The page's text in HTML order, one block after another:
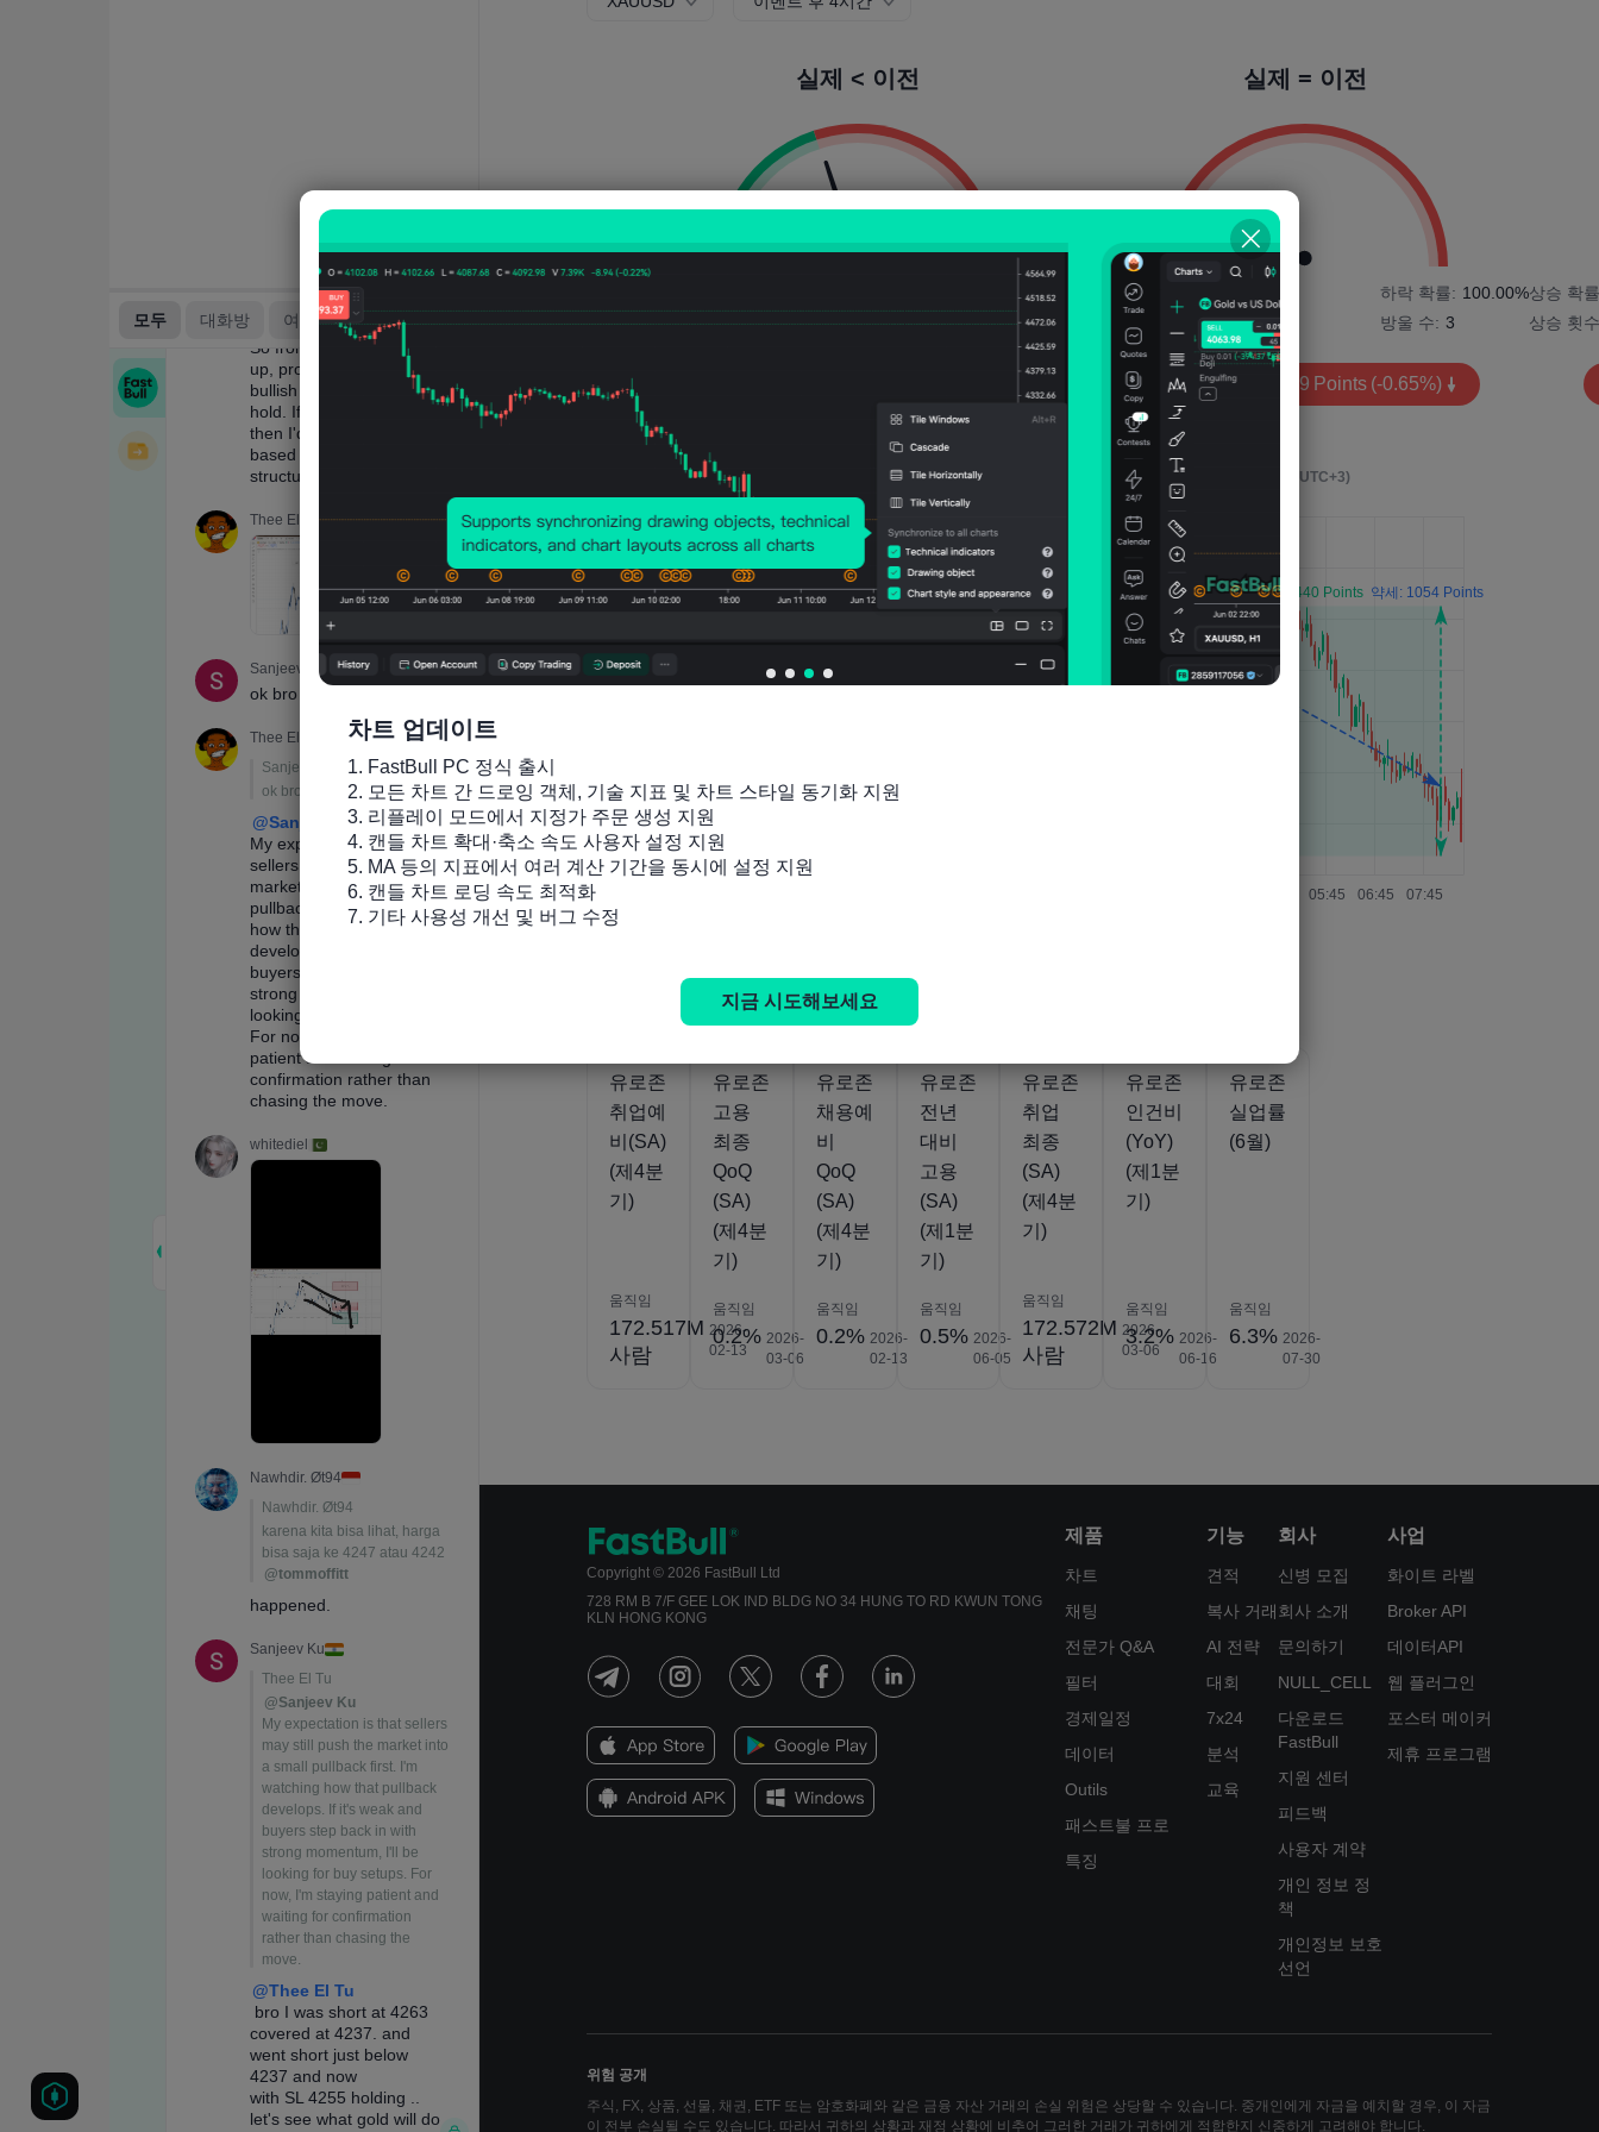
실제 < 이전
상승 횟수: 8
60.00%
방울 수: 12
실제 = 이전
상승 확률: 하락 확률: 100.00%
방울 수: 3
평균 변동성: -2899 Points (-0.65%)
상승 확
상승 횟
영향 이벤트 후 4시간 (M5, UTC+3)
관련 지표
유로존
취업예
비(SA)
(제4분
기)
움직임
172.517M
사람
2026-
02-13
유로존
고용
최종
QoQ
(SA)
(제4분
기)
움직임
0.2% 2026-
03-06
유로존
채용예
비
QoQ
(SA)
(제4분
기)
움직임
0.2% 2026-
02-13
유로존
전년
대비
고용
(SA)
(제1분
기)
움직임
0.5% 2026-
06-05
유로존
취업
최종
(SA)
(제4분
기)
움직임
172.572M
사람
2026-
03-06
유로존
인건비
(YoY)
(제1분
기)
움직임
3.2% 2026-
06-16
유로존
실업률
(6월)
움직임
6.3% 2026-
07-30
Copyright © 2026 FastBull Ltd
728 RM B 7/F GEE LOK IND BLDG NO 34 HUNG TO RD KWUN TONG
KLN HONG KONG
제품
차트
채팅
전문가 Q&A
필터
경제일정
데이터
Outils
패스트불 프로
특징
기능
견적
복사 거래
AI 전략
대회
7x24
분석
교육
회사
신병 모집
회사 소개
문의하기
NULL_CELL
다운로드
FastBull
지원 센터
피드백
사용자 계약
개인 정보 정
책
개인정보 보호
선언
사업
화이트 라벨
Broker API
데이터API
웹 플러그인
포스터 메이커
제휴 프로그램
위험 공개
주식, FX, 상품, 선물, 채권, ETF 또는 암호화폐와 같은 금융 자산 거래의 손실 위험은 상당할 수 있습니다. 중개인에게 자금을 예치할 경우, 이 자금
이 전부 손실될 수도 있습니다. 따라서 귀하의 상황과 재정 상황에 비추어 그러한 거래가 귀하에게 적합한지 신중하게 고려해야 합니다.
차트 업데이트
1. FastBull PC 정식 출시
2. 모든 차트 간 드로잉 객체, 기술 지표 및 차트 스타일 동기화 지원
3. 리플레이 모드에서 지정가 주문 생성 지원
4. 캔들 차트 확대·축소 속도 사용자 설정 지원
5. MA 등의 지표에서 여러 계산 기간을 동시에 설정 지원
6. 캔들 차트 로딩 속도 최적화
7. 기타 사용성 개선 및 버그 수정
지금 시도해보세요